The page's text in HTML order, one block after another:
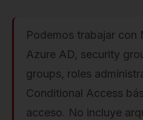
Podemos trabajar con
Azure AD, security
groups, roles
Conditional Access
acceso. No incluye